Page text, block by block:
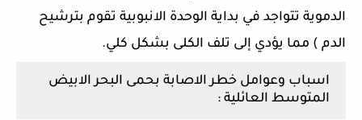
الدموية تتواجد في بداية الوحدة الانبوبية تقوم بترشيح
الدم ) مما يؤدي إلى تلف الكلى بشكل كلي.
اسباب وعوامل خطر الاصابة بحمى البحر الابيض
المتوسط العائلية :